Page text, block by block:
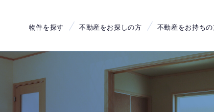
物件を探す 不動産をお探しの方 不動産をお持ち